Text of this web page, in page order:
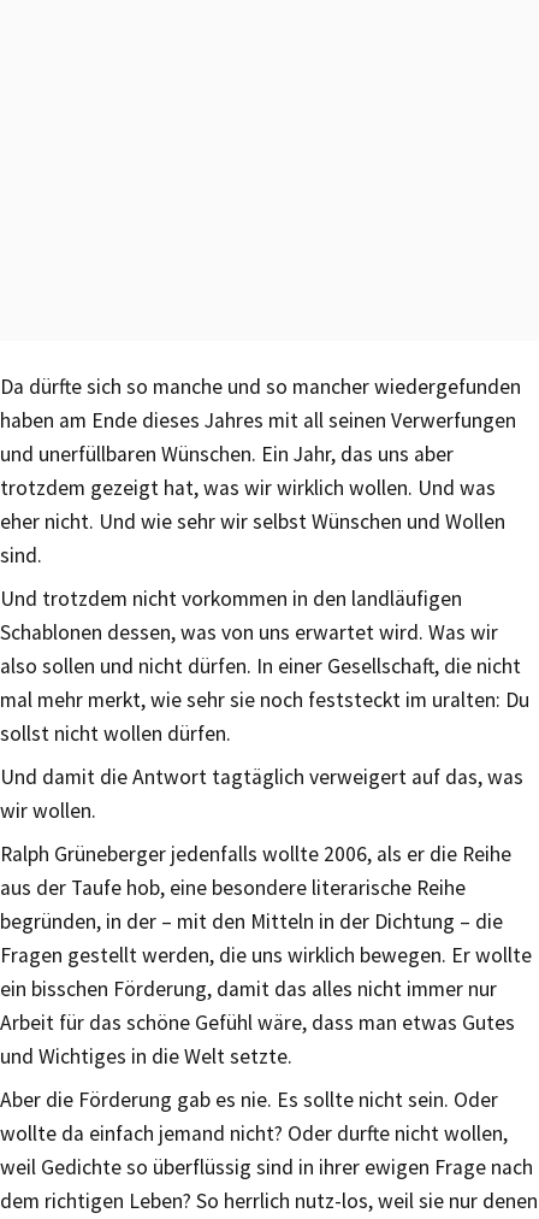
Da dürfte sich so manche und so mancher wiedergefunden
haben am Ende dieses Jahres mit all seinen Verwerfungen
und unerfüllbaren Wünschen. Ein Jahr, das uns aber
trotzdem gezeigt hat, was wir wirklich wollen. Und was
eher nicht. Und wie sehr wir selbst Wünschen und Wollen
sind.
Und trotzdem nicht vorkommen in den landläufigen
Schablonen dessen, was von uns erwartet wird. Was wir
also sollen und nicht dürfen. In einer Gesellschaft, die nicht
mal mehr merkt, wie sehr sie noch feststeckt im uralten: Du
sollst nicht wollen dürfen.
Und damit die Antwort tagtäglich verweigert auf das, was
wir wollen.
Ralph Grüneberger jedenfalls wollte 2006, als er die Reihe
aus der Taufe hob, eine besondere literarische Reihe
begründen, in der – mit den Mitteln in der Dichtung – die
Fragen gestellt werden, die uns wirklich bewegen. Er wollte
ein bisschen Förderung, damit das alles nicht immer nur
Arbeit für das schöne Gefühl wäre, dass man etwas Gutes
und Wichtiges in die Welt setzte.
Aber die Förderung gab es nie. Es sollte nicht sein. Oder
wollte da einfach jemand nicht? Oder durfte nicht wollen,
weil Gedichte so überflüssig sind in ihrer ewigen Frage nach
dem richtigen Leben? So herrlich nutz-los, weil sie nur denen